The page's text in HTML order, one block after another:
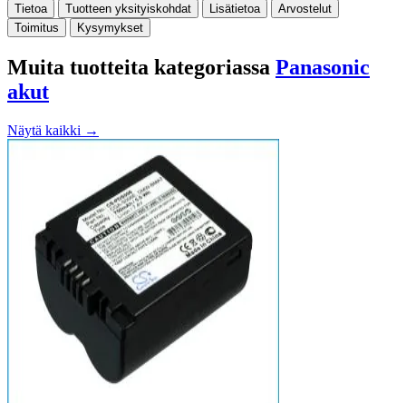
Tietoa
Tuotteen yksityiskohdat Lisätietoa
Arvostelut
Toimitus
Kysymykset
Muita tuotteita kategoriassa Panasonic
akut
Näytä kaikki →